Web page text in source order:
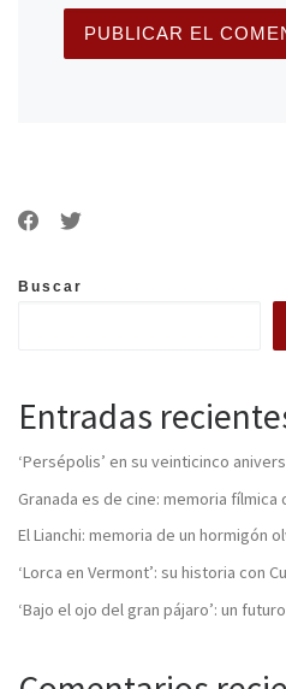
Buscar
Entradas
‘Persépolis’ en su veinticinco
Granada es de cine: memoria fílmica
El Lianchi: memoria de un hormigón
‘Lorca en Vermont’: su historia con
‘Bajo el ojo del gran pájaro’: un